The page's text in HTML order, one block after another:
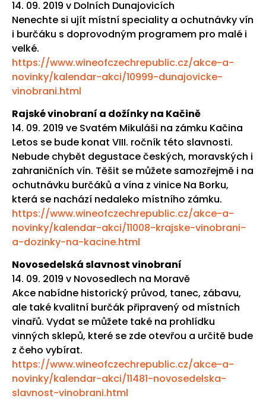
14. 09. 2019 v Dolních Dunajovicích
Nenechte si ujít místní speciality a ochutnávky vín
i burčáku s doprovodným programem pro malé i
velké.
https://www.wineofczechrepublic.cz/akce-a-
novinky/kalendar-akci/10999-dunajovicke-
vinobrani.html
Rajské vinobraní a dožínky na Kačině
14. 09. 2019 ve Svatém Mikuláši na zámku Kačina
Letos se bude konat VIII. ročník této slavnosti.
Nebude chybět degustace českých, moravských i
zahraničních vín. Těšit se můžete samozřejmě i na
ochutnávku burčáků a vína z vinice Na Borku,
která se nachází nedaleko místního zámku.
https://www.wineofczechrepublic.cz/akce-a-
novinky/kalendar-akci/11008-krajske-vinobrani-
a-dozinky-na-kacine.html
Novosedelská slavnost vinobraní
14. 09. 2019 v Novosedlech na Moravě
Akce nabídne historický průvod, tanec, zábavu,
ale také kvalitní burčák připravený od místních
vinařů. Vydat se můžete také na prohlídku
vinných sklepů, které se zde otevřou a určitě bude
z čeho vybírat.
https://www.wineofczechrepublic.cz/akce-a-
novinky/kalendar-akci/11481-novosedelska-
slavnost-vinobrani.html